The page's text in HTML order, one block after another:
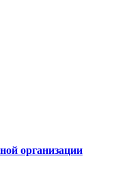
организации